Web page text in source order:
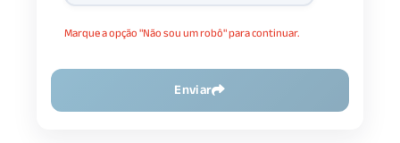
Marque a opção "Não sou um robô" para continuar.
Enviar